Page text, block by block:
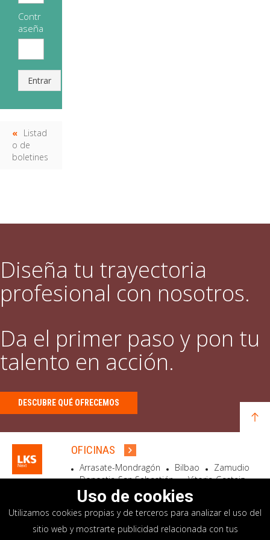
Contr
aseña
Entrar
Listad
o de
boletines
Diseña tu trayectoria
profesional con nosotros.
Da el primer paso y pon tu
talento en acción.
DESCUBRE QUÉ OFRECEMOS
OFICINAS
Arrasate-Mondragón Bilbao
Zamudio
Donostia-San Sebastián
Vitoria-Gasteiz
Madrid
El Astillero Bidart
SEDE SOCIAL
Uso de cookies
Utilizamos cookies propias y de terceros para analizar el uso del
sitio web y mostrarte publicidad relacionada con tus